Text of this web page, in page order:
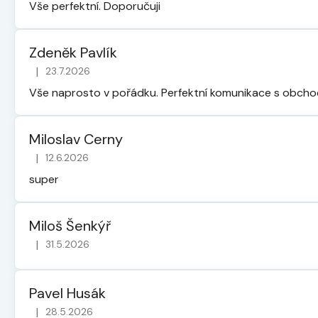
Vše perfektní. Doporučuji
Zdeněk Pavlík
Hodnocení obchodu je 5 z 5 hvězdiček.
| 23.7.2026
Vše naprosto v pořádku. Perfektní komunikace s
Miloslav Cerny
Hodnocení obchodu je 5 z 5 hvězdiček.
| 12.6.2026
super
Miloš Šenkýř
Hodnocení obchodu je 5 z 5 hvězdiček.
| 31.5.2026
Pavel Husák
| 28.5.2026